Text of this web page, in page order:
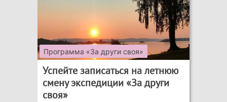
Программа «За други своя»
Успейте записаться на летнюю
смену экспедиции «За други
своя»